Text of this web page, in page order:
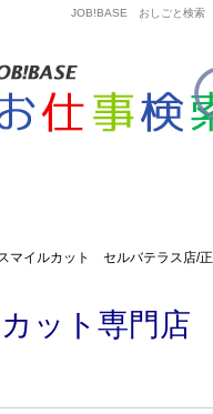
JOB!BASE おしごと検索
マイルカット セルバテラス店/
カット専門